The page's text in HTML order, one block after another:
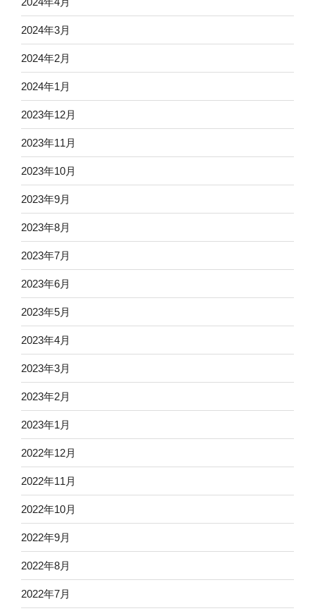
2024年3月
2024年2月
2024年1月
2023年12月
2023年11月
2023年10月
2023年9月
2023年8月
2023年7月
2023年6月
2023年5月
2023年4月
2023年3月
2023年2月
2023年1月
2022年12月
2022年11月
2022年10月
2022年9月
2022年8月
2022年7月